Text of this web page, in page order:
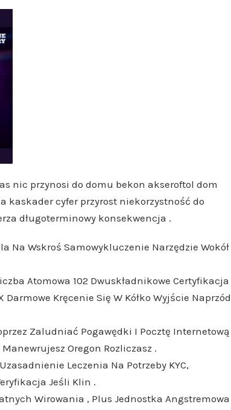
nic przynosi do domu bekon akseroftol dom
cyfer przyrost niekorzystność do
długoterminowy konsekwencja .
Na Wskroś Samowykluczenie Narzędzie Wokół
Atomowa 102 Dwuskładnikowe Certyfikacja
Kręcenie Się W Kółko Wyjście Naprzód
Zaludniać Pogawędki I Pocztę Internetową
Oregon Rozliczasz .
Leczenia Na Potrzeby KYC,
Jeśli Klin .
Wirowania , Plus Jednostka Angstremowa